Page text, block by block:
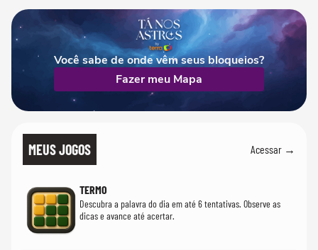
Você sabe de onde vêm seus bloqueios?
Fazer meu Mapa
MEUS JOGOS Acessar →
TERMO
Descubra a palavra do dia em até 6 tentativas. Observe as
dicas e avance até acertar.